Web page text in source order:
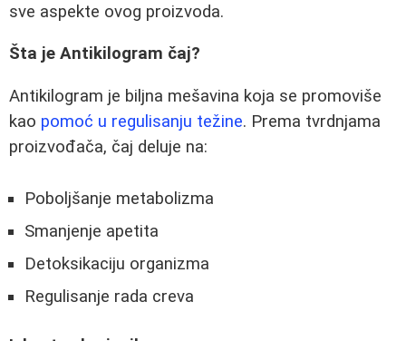
sve aspekte ovog proizvoda.
Šta je Antikilogram čaj?
Antikilogram je biljna mešavina koja se promoviše
kao pomoć u regulisanju težine. Prema tvrdnjama
proizvođača, čaj deluje na:
Poboljšanje metabolizma
Smanjenje apetita
Detoksikaciju organizma
Regulisanje rada creva